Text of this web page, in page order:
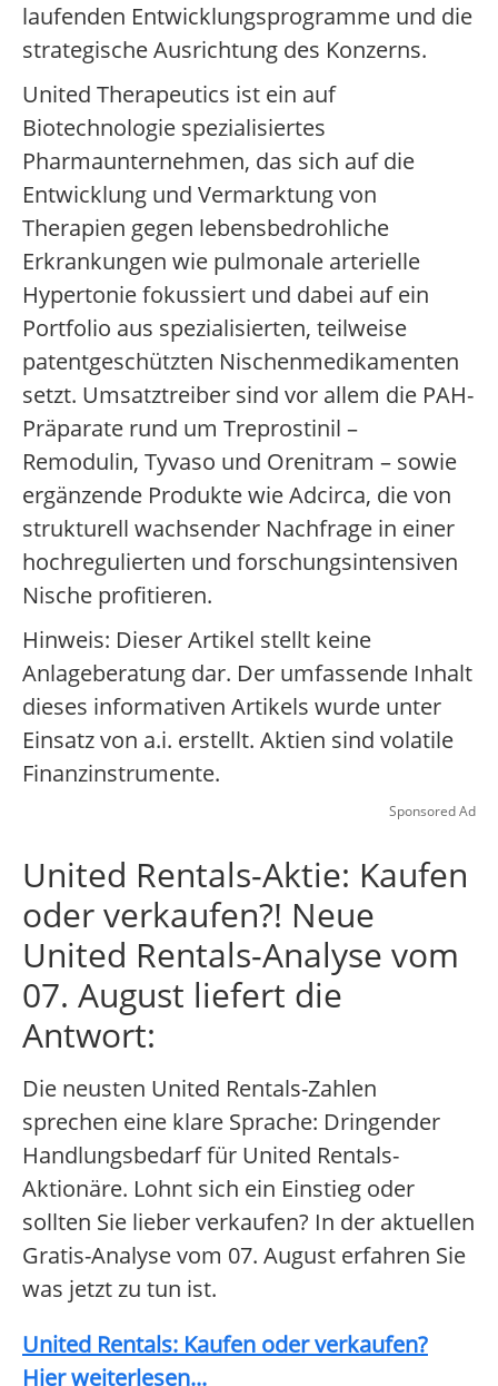
laufenden Entwicklungsprogramme und die
strategische Ausrichtung des Konzerns.
United Therapeutics ist ein auf
Biotechnologie spezialisiertes
Pharmaunternehmen, das sich auf die
Entwicklung und Vermarktung von
Therapien gegen lebensbedrohliche
Erkrankungen wie pulmonale arterielle
Hypertonie fokussiert und dabei auf ein
Portfolio aus spezialisierten, teilweise
patentgeschützten Nischenmedikamenten
setzt. Umsatztreiber sind vor allem die PAH-
Präparate rund um Treprostinil –
Remodulin, Tyvaso und Orenitram – sowie
ergänzende Produkte wie Adcirca, die von
strukturell wachsender Nachfrage in einer
hochregulierten und forschungsintensiven
Nische profitieren.
Hinweis: Dieser Artikel stellt keine
Anlageberatung dar. Der umfassende Inhalt
dieses informativen Artikels wurde unter
Einsatz von a.i. erstellt. Aktien sind volatile
Finanzinstrumente.
Sponsored Ad
United Rentals-Aktie: Kaufen
oder verkaufen?! Neue
United Rentals-Analyse vom
07. August liefert die
Antwort:
Die neusten United Rentals-Zahlen
sprechen eine klare Sprache: Dringender
Handlungsbedarf für United Rentals-
Aktionäre. Lohnt sich ein Einstieg oder
sollten Sie lieber verkaufen? In der aktuellen
Gratis-Analyse vom 07. August erfahren Sie
was jetzt zu tun ist.
United Rentals: Kaufen oder verkaufen?
Hier weiterlesen...